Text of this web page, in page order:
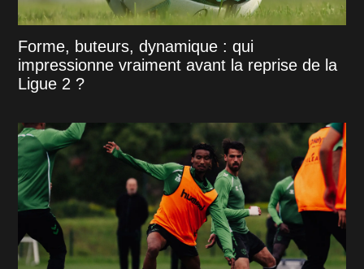
Forme, buteurs, dynamique : qui
impressionne vraiment avant la reprise de la
Ligue 2 ?